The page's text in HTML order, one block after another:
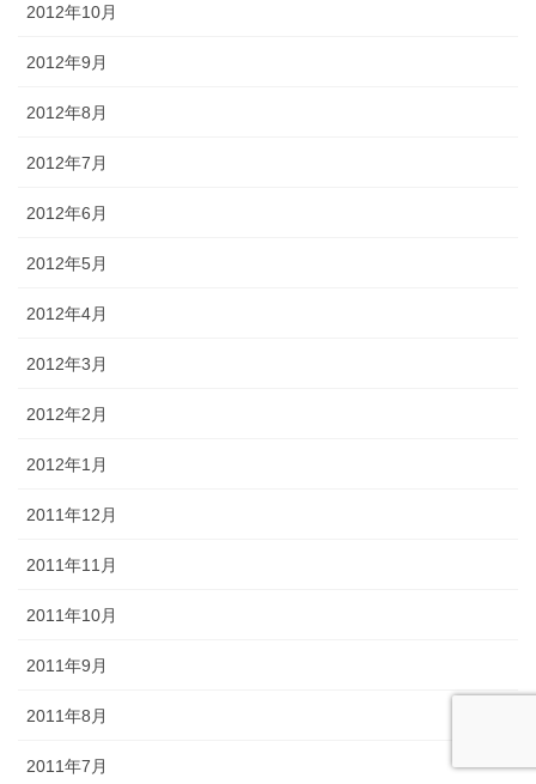
2012年10月
2012年9月
2012年8月
2012年7月
2012年6月
2012年5月
2012年4月
2012年3月
2012年2月
2012年1月
2011年12月
2011年11月
2011年10月
2011年9月
2011年8月
2011年7月